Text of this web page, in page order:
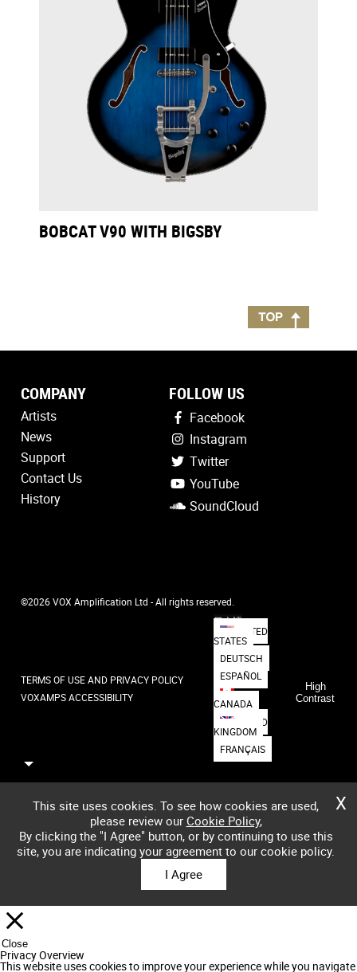
BOBCAT V90 WITH BIGSBY
COMPANY
Artists
News
Support
Contact Us
History
FOLLOW US
Facebook
Instagram
Twitter
YouTube
SoundCloud
©2026 VOX Amplification Ltd - All rights reserved.
TERMS OF USE AND PRIVACY POLICY
VOXAMPS ACCESSIBILITY
日本語
UNITED
STATES
DEUTSCH
ESPAÑOL
CANADA
UNITED
KINGDOM
FRANÇAIS
High
Contrast
X
This site uses cookies. To see how cookies are used,
please review our Cookie Policy,
By clicking the "I Agree" button, or by continuing to use this
site, you are indicating your agreement to our cookie policy.
I Agree
Close
Privacy Overview
This website uses cookies to improve your experience while you navigate